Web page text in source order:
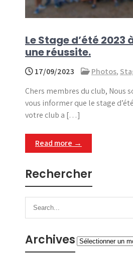
Le Stage d’été 2023
une réussite.
17/09/2023 Photos,
Chers membres du club, Nous
vous informer que le stage
votre club a […]
Read more →
Rechercher
ArchivesArchives